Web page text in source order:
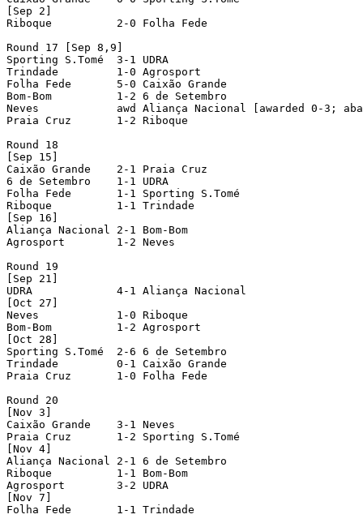
[Sep 2]
Riboque          2-0 Folha Fede
Round 17 [Sep 8,9]
Sporting S.Tomé  3-1 UDRA
Trindade         1-0 Agrosport
Folha Fede       5-0 Caixão Grande
Bom-Bom          1-2 6 de Setembro
Neves            awd Aliança Nacional [awarded 0-3;
Praia Cruz       1-2 Riboque
Round 18
[Sep 15]
Caixão Grande    2-1 Praia Cruz
6 de Setembro    1-1 UDRA
Folha Fede       1-1 Sporting S.Tomé
Riboque          1-1 Trindade
[Sep 16]
Aliança Nacional 2-1 Bom-Bom
Agrosport        1-2 Neves
Round 19
[Sep 21]
UDRA             4-1 Aliança Nacional
[Oct 27]
Neves            1-0 Riboque
Bom-Bom          1-2 Agrosport
[Oct 28]
Sporting S.Tomé  2-6 6 de Setembro
Trindade         0-1 Caixão Grande
Praia Cruz       1-0 Folha Fede
Round 20
[Nov 3]
Caixão Grande    3-1 Neves
Praia Cruz       1-2 Sporting S.Tomé
[Nov 4]
Aliança Nacional 2-1 6 de Setembro
Riboque          1-1 Bom-Bom
Agrosport        3-2 UDRA
[Nov 7]
Folha Fede       1-1 Trindade